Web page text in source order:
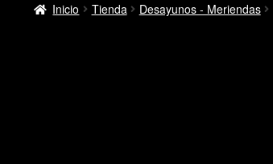
Inicio Tienda Desayunos - Meriendas